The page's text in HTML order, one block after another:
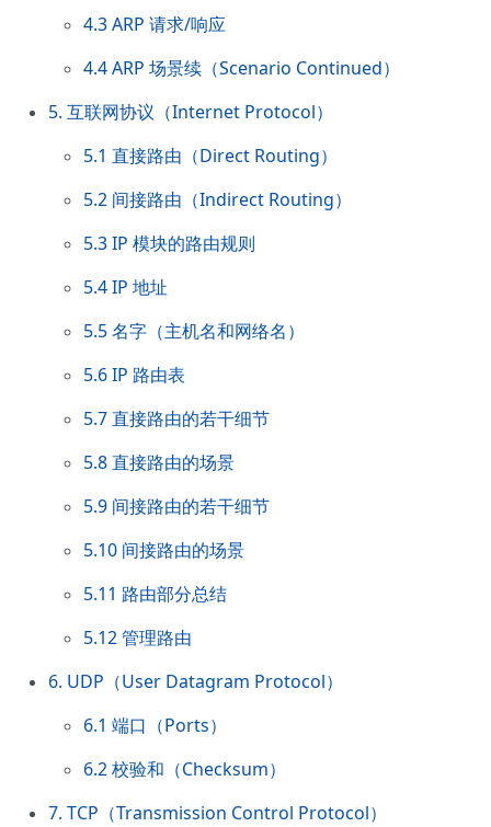
4.3 ARP 请求/响应
4.4 ARP 场景续（Scenario Continued）
5. 互联网协议（Internet Protocol）
5.1 直接路由（Direct Routing）
5.2 间接路由（Indirect Routing）
5.3 IP 模块的路由规则
5.4 IP 地址
5.5 名字（主机名和网络名）
5.6 IP 路由表
5.7 直接路由的若干细节
5.8 直接路由的场景
5.9 间接路由的若干细节
5.10 间接路由的场景
5.11 路由部分总结
5.12 管理路由
6. UDP（User Datagram Protocol）
6.1 端口（Ports）
6.2 校验和（Checksum）
7. TCP（Transmission Control Protocol）